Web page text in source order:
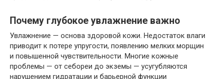
Почему глубокое увлажнение важно
Увлажнение — основа здоровой кожи. Недостаток влаги
приводит к потере упругости, появлению мелких морщин
и повышенной чувствительности. Многие кожные
проблемы — от себореи до экземы — усугубляются
нарушением гидратации и барьерной функции